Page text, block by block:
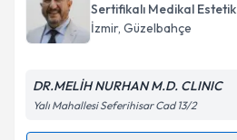
Sertifikalı Medikal Estetik
İzmir, Güzelbahçe
DR.MELİH NURHAN M.D. CLINIC
Yalı Mahallesi Seferihisar Cad 13/2